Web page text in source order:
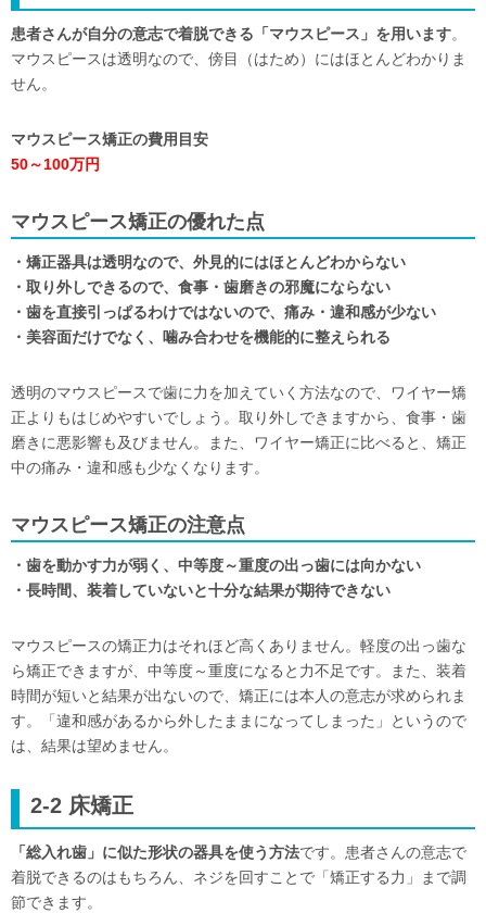
患者さんが自分の意志で着脱できる「マウスピース」を用います。
マウスピースは透明なので、傍目（はため）にはほとんどわかりま
せん。
マウスピース矯正の費用目安
50～100万円
マウスピース矯正の優れた点
・矯正器具は透明なので、外見的にはほとんどわからない
・取り外しできるので、食事・歯磨きの邪魔にならない
・歯を直接引っぱるわけではないので、痛み・違和感が少ない
・美容面だけでなく、噛み合わせを機能的に整えられる
透明のマウスピースで歯に力を加えていく方法なので、ワイヤー矯
正よりもはじめやすいでしょう。取り外しできますから、食事・歯
磨きに悪影響も及びません。また、ワイヤー矯正に比べると、矯正
中の痛み・違和感も少なくなります。
マウスピース矯正の注意点
・歯を動かす力が弱く、中等度～重度の出っ歯には向かない
・長時間、装着していないと十分な結果が期待できない
マウスピースの矯正力はそれほど高くありません。軽度の出っ歯な
ら矯正できますが、中等度～重度になると力不足です。また、装着
時間が短いと結果が出ないので、矯正には本人の意志が求められま
す。「違和感があるから外したままになってしまった」というので
は、結果は望めません。
2-2 床矯正
「総入れ歯」に似た形状の器具を使う方法です。患者さんの意志で
着脱できるのはもちろん、ネジを回すことで「矯正する力」まで調
節できます。